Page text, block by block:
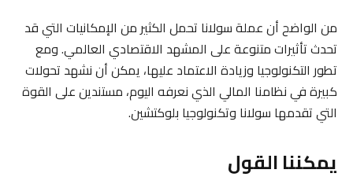
من الواضح أن عملة سولانا تحمل الكثير من الإمكانيات التي قد
تحدث تأثيرات متنوعة على المشهد الاقتصادي العالمي. ومع
تطور التكنولوجيا وزيادة الاعتماد عليها، يمكن أن نشهد تحولات
كبيرة في نظامنا المالي الذي نعرفه اليوم، مستندين على القوة
التي تقدمها سولانا وتكنولوجيا بلوكتشين.
يمكننا القول